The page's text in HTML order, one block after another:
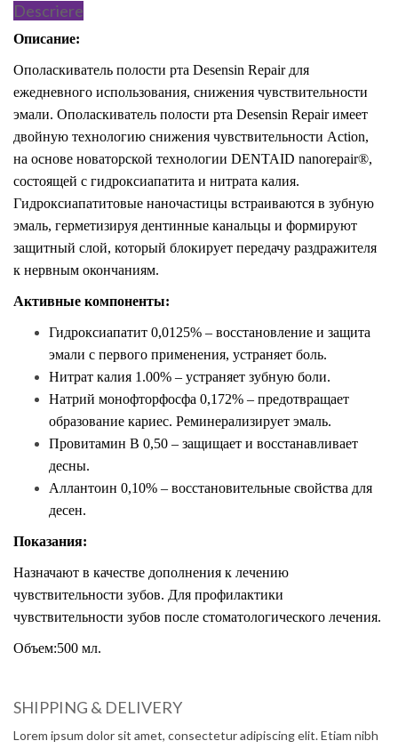
Descriere
Описание:
Ополаскиватель полости рта Desensin Repair для
ежедневного использования, снижения чувствительности
эмали. Ополаскиватель полости рта Desensin Repair имеет
двойную технологию снижения чувствительности Action,
на основе новаторской технологии DENTAID nanorepair®,
состоящей с гидроксиапатита и нитрата калия.
Гидроксиапатитовые наночастицы встраиваются в зубную
эмаль, герметизируя дентинные канальцы и формируют
защитный слой, который блокирует передачу раздражителя
к нервным окончаниям.
Активные компоненты:
Гидроксиапатит 0,0125% – восстановление и защита
эмали с первого применения, устраняет боль.
Нитрат калия 1.00% – устраняет зубную боли.
Натрий монофторфосфа 0,172% – предотвращает
образование кариес. Реминерализирует эмаль.
Провитамин В 0,50 – защищает и восстанавливает
десны.
Аллантоин 0,10% – восстановительные свойства для
десен.
Показания:
Назначают в качестве дополнения к лечению
чувствительности зубов. Для профилактики
чувствительности зубов после стоматологического лечения.
Объем:500 мл.
SHIPPING & DELIVERY
Lorem ipsum dolor sit amet, consectetur adipiscing elit. Etiam nibh